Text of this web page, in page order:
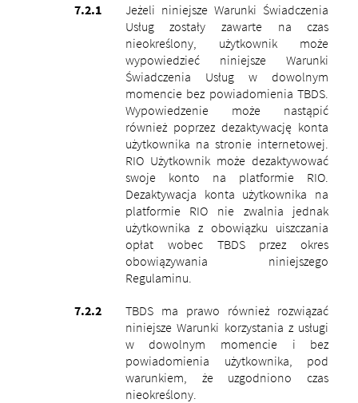
Jeżeli niniejsze Warunki Świadczenia
Usług zostały zawarte na czas
nieokreślony, użytkownik może
wypowiedzieć niniejsze Warunki
Świadczenia Usług w dowolnym
momencie bez powiadomienia TBDS.
Wypowiedzenie może nastąpić
również poprzez dezaktywację konta
użytkownika na stronie internetowej.
RIO Użytkownik może dezaktywować
swoje konto na platformie RIO.
Dezaktywacja konta użytkownika na
platformie RIO nie zwalnia jednak
użytkownika z obowiązku uiszczania
opłat wobec TBDS przez okres
obowiązywania niniejszego
Regulaminu.
TBDS ma prawo również rozwiązać
niniejsze Warunki korzystania z usługi
w dowolnym momencie i bez
powiadomienia użytkownika, pod
warunkiem, że uzgodniono czas
nieokreślony.